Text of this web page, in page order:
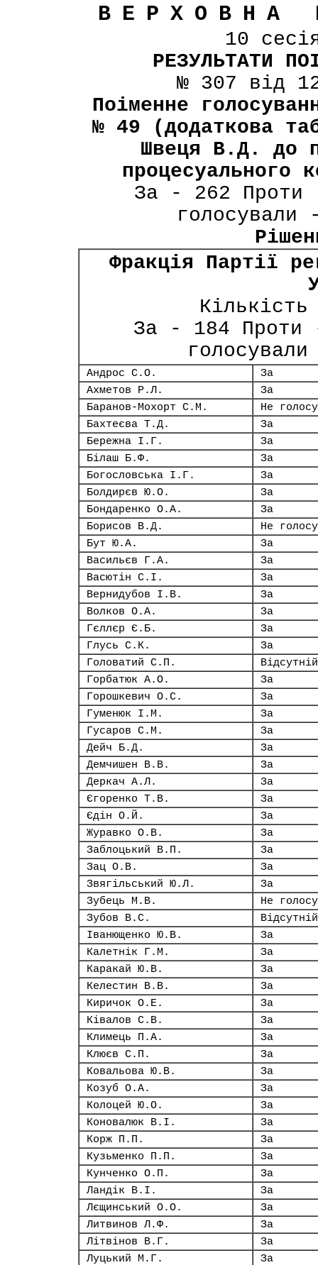
ВЕРХОВНА
10
РЕЗУЛЬТАТИ
№ 307 від
Поіменне
№ 49 (додаткова
Швеця В.Д. до
процесуального
За - 262 Проти
Фракція Партії
За - 184 Проти
Андрос С.О.
За
Ахметов Р.Л.
За
Баранов-Мохорт С.М.
Не
Бахтеєва Т.Д.
За
Бережна І.Г.
За
Білаш Б.Ф.
За
Богословська І.Г.
За
Болдирєв Ю.О.
За
Бондаренко О.А.
За
Борисов В.Д.
Не
Бут Ю.А.
За
Васильєв Г.А.
За
Васютін С.І.
За
Вернидубов І.В.
За
Волков О.А.
За
Гєллєр Є.Б.
За
Глусь С.К.
За
Головатий С.П.
Відсутній
Горбатюк А.О.
За
Горошкевич О.С.
За
Гуменюк І.М.
За
Гусаров С.М.
За
Дейч Б.Д.
За
Демчишен В.В.
За
Деркач А.Л.
За
Єгоренко Т.В.
За
Єдін О.Й.
За
Журавко О.В.
За
Заблоцький В.П.
За
Зац О.В.
За
Звягільський Ю.Л.
За
Зубець М.В.
Не
Зубов В.С.
Відсутній
Іванющенко Ю.В.
За
Калетнік Г.М.
За
Каракай Ю.В.
За
Келестин В.В.
За
Киричок О.Е.
За
Ківалов С.В.
За
Климець П.А.
За
Клюєв С.П.
За
Ковальова Ю.В.
За
Козуб О.А.
За
Колоцей Ю.О.
За
Коновалюк В.І.
За
Корж П.П.
За
Кузьменко П.П.
За
Кунченко О.П.
За
Ландік В.І.
За
Лєщинський О.О.
За
Литвинов Л.Ф.
За
Літвінов В.Г.
За
Луцький М.Г.
За